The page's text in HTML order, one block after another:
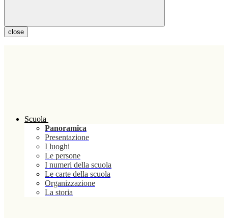
close
Scuola
Panoramica
Presentazione
I luoghi
Le persone
I numeri della scuola
Le carte della scuola
Organizzazione
La storia